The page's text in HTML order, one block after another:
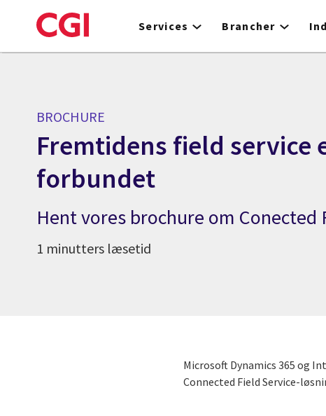
to
Services Brancher
BROCHURE
Fremtidens field service
forbundet
Hent vores brochure om Conected
1 minutters læsetid
Microsoft Dynamics 365 og
Connected Field Service-